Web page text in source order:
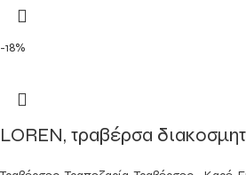
-18%
LOREN, τραβέρσα